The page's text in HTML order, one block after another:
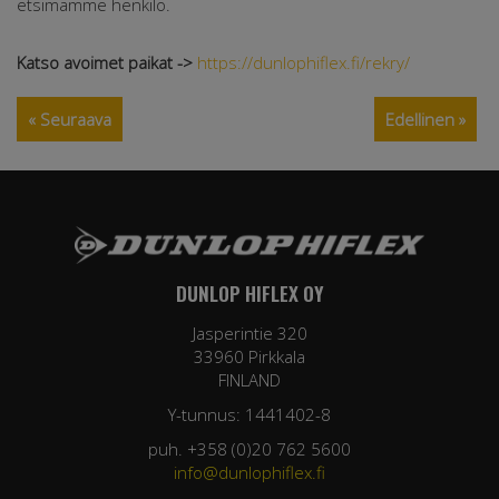
Katso avoimet paikat -> https://dunlophiflex.fi/rekry/
Edellinen »
« Seuraava
DUNLOP HIFLEX OY
Jasperintie 320
33960 Pirkkala
FINLAND
Y-tunnus: 1441402-8
puh. +358 (0)20 762 5600
info@dunlophiflex.fi